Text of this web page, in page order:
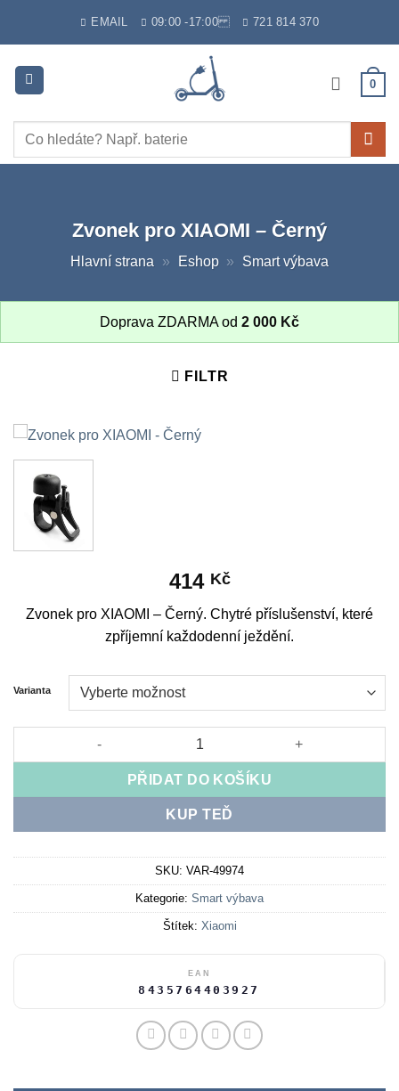
EMAIL 09:00 -17:00 721 814 370
0
Hledat:
Zvonek pro XIAOMI – Černý
Hlavní strana » Eshop » Smart výbava
Doprava ZDARMA od 2 000 Kč
FILTR
414 Kč
Zvonek pro XIAOMI – Černý. Chytré příslušenství, které
zpříjemní každodenní ježdění.
Varianta
Zvonek pro XIAOMI - Černý množství
PŘIDAT DO KOŠÍKU
KUP TEĎ
SKU: VAR-49974
Kategorie: Smart výbava
Štítek: Xiaomi
EAN
8435764403927